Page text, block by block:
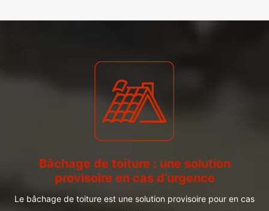
Bâchage de toiture : une solution
provisoire en cas d’urgence
Le bâchage de toiture est une solution provisoire pour en cas